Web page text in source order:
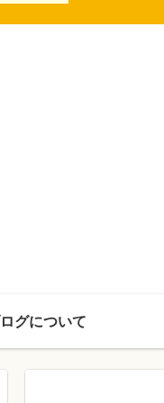
グについて